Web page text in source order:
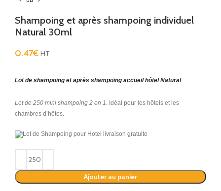
Shampoing et après shampoing individuel
Natural 30ml
0.47€ HT
Lot de shampoing et après shampoing accueil hôtel Natural
Lot de 250 mini shampoing 2 en 1
Idéal pour les hôtels et les
chambres d’hôtes.
Ajouter au panier